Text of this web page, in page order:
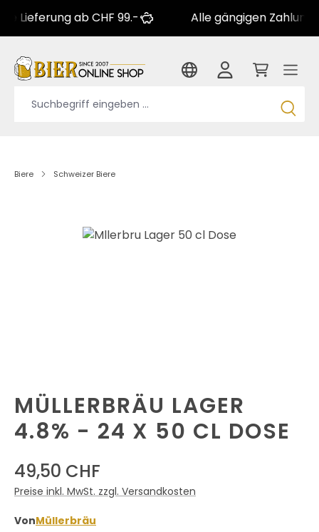
ab CHF 99.- Alle gängigen Zahlungsarten
Biere Schweizer Biere
MÜLLERBRÄU LAGER
4.8% - 24 X 50 CL DOSE
49,50 CHF
Preise inkl. MwSt. zzgl. Versandkosten
VonMüllerbräu